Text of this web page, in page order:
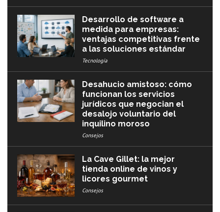
Desarrollo de software a
medida para empresas:
ventajas competitivas frente
a las soluciones estándar
Tecnología
Desahucio amistoso: cómo
funcionan los servicios
jurídicos que negocian el
desalojo voluntario del
inquilino moroso
Consejos
La Cave Gillet: la mejor
tienda online de vinos y
licores gourmet
Consejos